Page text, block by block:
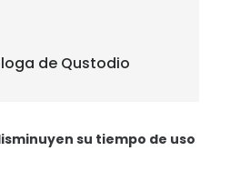
de Qustodio
su tiempo de uso